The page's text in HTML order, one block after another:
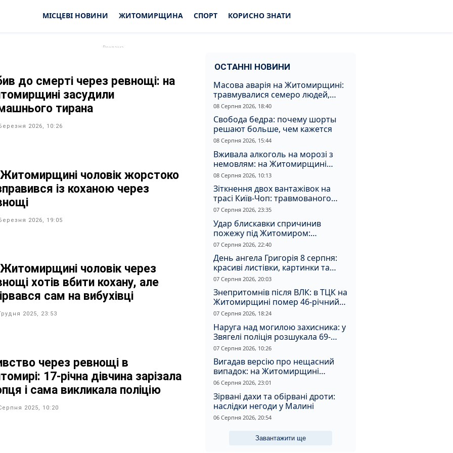
МІСЦЕВІ НОВИНИ ЖИТОМИРЩИНА СПОРТ КОРИСНО ЗНАТИ
до смерті через ревнощі: на
засудили
тирана
2026, 10:26
чоловік жорстоко
із коханою через
2026, 19:05
чоловік через
хотів вбити кохану, але
сам на вибухівці
2025, 23:53
через ревнощі в
17-річна дівчина зарізала
і сама викликала поліцію
2025, 10:20
ОСТАННІ НОВИНИ
Масова аварія на Житомирщині:
травмувалися семеро людей,
серед них діти
08 Серпня 2026, 18:40
Свобода бедра: почему шорты
решают больше, чем кажется
08 Серпня 2026, 15:44
Вживала алкоголь на морозі з
немовлям: на Житомирщині
засудили матір, через яку дитина
отримала обмороження
08 Серпня 2026, 10:13
Зіткнення двох вантажівок на
трасі Київ-Чоп: травмованого
водія забрали до лікарні
07 Серпня 2026, 23:35
Удар блискавки спричинив
пожежу під Житомиром:
рятувальники витягли з вогню
кота
07 Серпня 2026, 22:40
День ангела Григорія 8 серпня:
красиві листівки, картинки та
душевні привітання
07 Серпня 2026, 20:03
Знепритомнів після ВЛК: в ТЦК на
Житомирщині помер 46-річний
чоловік
07 Серпня 2026, 18:24
Наруга над могилою захисника: у
Звягелі поліція розшукала 69-
річного зловмисника
07 Серпня 2026, 10:26
Вигадав версію про нещасний
випадок: на Житомирщині
судитимуть чоловіка за вбивство
06 Серпня 2026, 23:01
Зірвані дахи та обірвані дроти:
наслідки негоди у Малині
06 Серпня 2026, 20:54
Завантажити ще